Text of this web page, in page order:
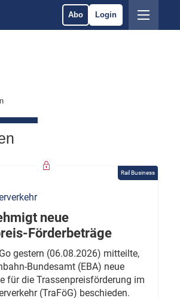
Abo Login
Rail Business
neue
Förderbeträge
gestern (06.08.2026) mitteilte,
Bundesamt (EBA) neue
für die Trassenpreisförderung im
(TraFöG) beschieden.